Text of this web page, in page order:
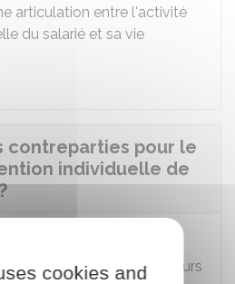
articulation entre l'activité
du salarié et sa vie
contreparties pour le
individuelle de
forfait jours
certain de nombre de jours
cookies and